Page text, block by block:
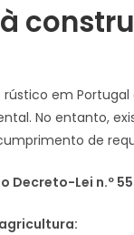
em
No entanto,
de
Decreto-Lei n.º